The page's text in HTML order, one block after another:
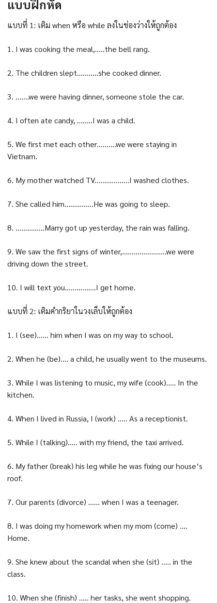
แบบฝึกหัด
แบบที่ 1: เติม when หรือ while ลงในช่องว่างให้ถูกต้อง
1. I was cooking the meal,…..the bell rang.
2. The children slept………..she cooked dinner.
3. …….we were having dinner, someone stole the car.
4. I often ate candy, ……..I was a child.
5. We first met each other……….we were staying in
Vietnam.
6. My mother watched TV………………I washed clothes.
7. She called him……………He was going to sleep.
8. ……………Marry got up yesterday, the rain was falling.
9. We saw the first signs of winter,…………………..we were
driving down the street.
10. I will text you…………….I get home.
แบบที่ 2: เติมคำกริยาในวงเล็บให้ถูกต้อง
1. I (see)…… him when I was on my way to school.
2. When he (be)…. a child, he usually went to the museums.
3. While I was listening to music, my wife (cook)….. In the
kitchen.
4. When I lived in Russia, I (work) ….. As a receptionist.
5. While I (talking)….. with my friend, the taxi arrived.
6. My father (break) his leg while he was fixing our house’s
roof.
7. Our parents (divorce) …… when I was a teenager.
8. I was doing my homework when my mom (come) ….
Home.
9. She knew about the scandal when she (sit) ….. in the
class.
10. When she (finish) ….. her tasks, she went shopping.